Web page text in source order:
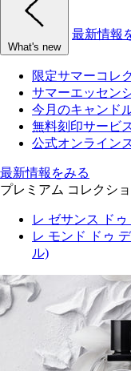
What's new
最新情報
限定サマーコレ
サマーエッセン
今月のキャンド
無料刻印サービ
公式オンライン
最新情報をみる
プレミアム コレクシ
レ ゼサンス ド
レ モンド ドゥ
ル)